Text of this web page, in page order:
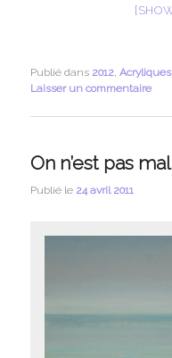
Publié dans 2012,Acryliques
Laisser un commentaire
On n’est pas
Publié le 24 avril 2011